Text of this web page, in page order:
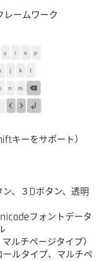
レームワーク
キーをサポート）
、３Dボタン、透明
フォントデータ
ルチページタイプ）
ルタイプ、マルチペ